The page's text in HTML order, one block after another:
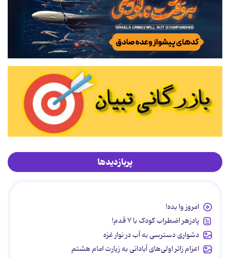
پربازدیدها
امروز وا بده!
پادزهر اضطراب کودک با ۷ قدم!
دشواری دسترسی به آب در نوار غزه
اعزام زائر اولی‌های آبادانی به زیارت امام هشتم